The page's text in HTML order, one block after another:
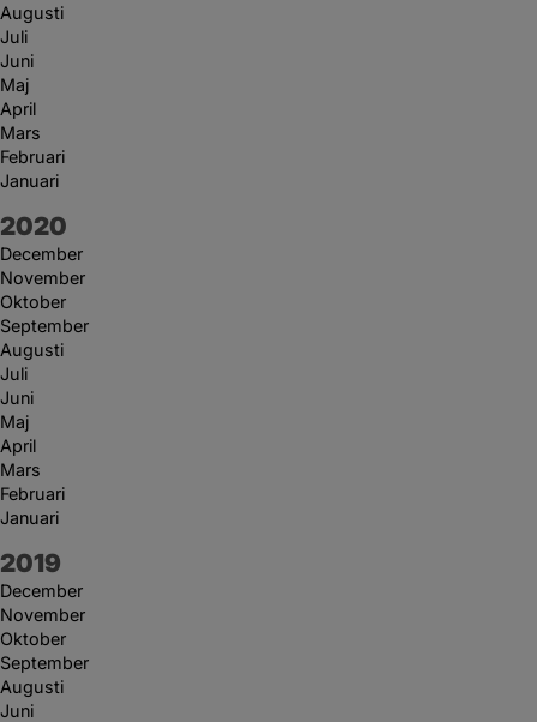
Augusti
Juli
Juni
Maj
April
Mars
Februari
Januari
År:
2020
December
November
Oktober
September
Augusti
Juli
Juni
Maj
April
Mars
Februari
Januari
År:
2019
December
November
Oktober
September
Augusti
Juni